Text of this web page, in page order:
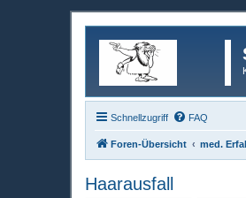
Schnellzugriff FAQ
Foren-Übersicht med.
Haarausfall